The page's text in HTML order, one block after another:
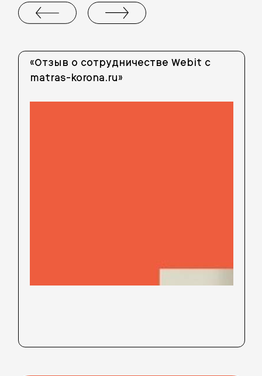
«Отзыв о сотрудничестве Webit с
matras-korona.ru»